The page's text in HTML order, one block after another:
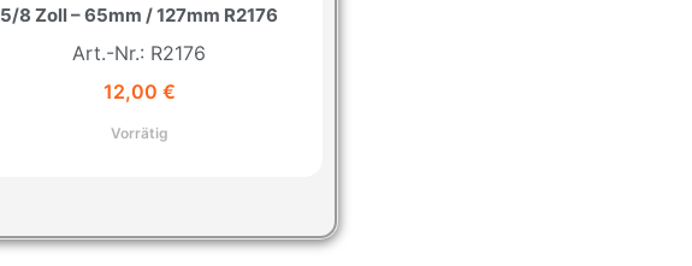
5/8 Zoll – 65mm / 127mm R2176
Art.-Nr.: R2176
12,00 €
Vorrätig